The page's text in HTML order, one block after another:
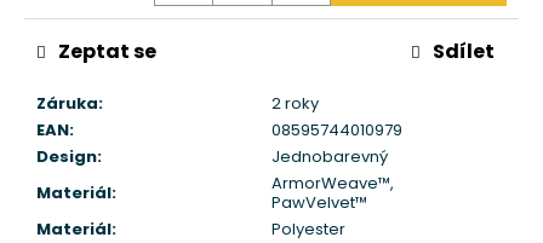
Záruka:
2 roky
EAN:
08595744010979
Design:
Jednobarevný
Materiál: ArmorWeave™,
PawVelvet™
Materiál:
Polyester
Zeptat se Sdílet